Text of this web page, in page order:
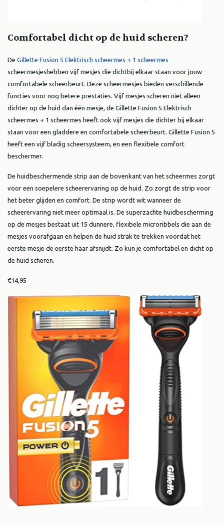
Comfortabel dicht op de huid scheren?
De Gillette Fusion 5 Elektrisch scheermes + 1 scheermes
scheermesjeshebben vijf mesjes die dichtbij elkaar staan voor jouw
comfortabele scheerbeurt. Deze scheermesjes bieden verschillende
functies voor nog betere prestaties. Vijf mesjes scheren niet alleen
dichter op de huid dan één mesje, de Gillette Fusion 5 Elektrisch
scheermes + 1 scheermes heeft ook vijf mesjes die dichter bij elkaar
staan ​​voor een gladdere en comfortabele scheerbeurt. Gillette Fusion 5
heeft een vijf bladig scheersysteem, en een flexibele comfort
beschermer.
De huidbeschermende strip aan de bovenkant van het scheermes zorgt
voor een soepelere scheerervaring op de huid. Zo zorgt de strip voor
het beter glijden en comfort. De strip wordt wit wanneer de
scheerervaring niet meer optimaal is. De superzachte huidbescherming
op de mesjes bestaat uit 15 dunnere, flexibele microribbels die aan de
mesjes voorafgaan en helpen de huid strak te trekken voordat het
eerste mesje de eerste haar afsnijdt. Zo kun je comfortabel en dicht op
de huid scheren.
€14,95